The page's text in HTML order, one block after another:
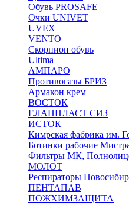
Обувь PROSAFE
Очки UNIVET
UVEX
VENTO
Скорпион обувь
Ultima
АМПАРО
Противогазы БРИЗ
Армакон крем
ВОСТОК
ЕЛАНПЛАСТ СИЗ
ИСТОК
Кимрская фабрика им.
Ботинки рабочие
Фильтры МК,
МОЛОТ
Респираторы
ПЕНТАПАВ
ПОЖХИМЗАЩИТА